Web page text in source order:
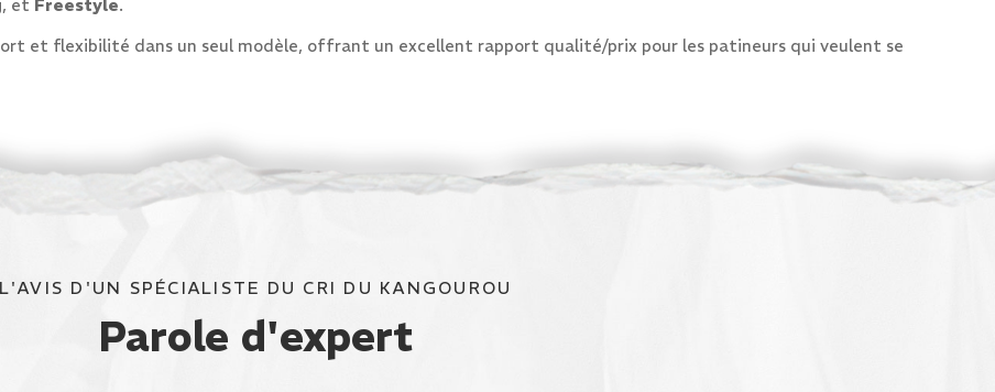
, et Freestyle.
et flexibilité dans un seul modèle, offrant un excellent rapport qualité/prix pour les patineurs qui veulent se
L'AVIS D'UN SPÉCIALISTE DU CRI DU KANGOUROU
Parole d'expert